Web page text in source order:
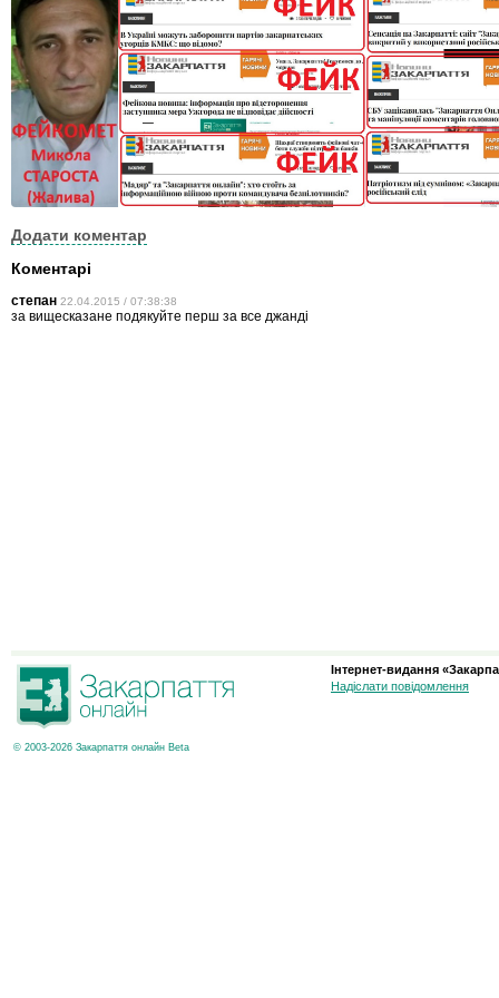
Додати коментар
Коментарі
степан 22.04.2015 / 07:38:38
за вищесказане подякуйте перш за все джанді
© 2003-2026 Закарпаття онлайн Beta
Інтернет-видання
Надіслати повідомлення